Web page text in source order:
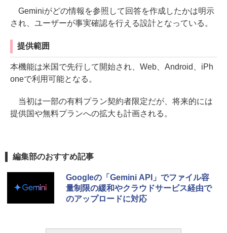
Geminiがどの情報を参照して回答を作成したかは明示
され、ユーザーが事実確認を行える設計となっている。
提供範囲
本機能は米国で先行して開始され、Web、Android、iPh
oneで利用可能となる。
当初は一部の有料プラン契約者限定だが、将来的には
提供国や無料プランへの拡大も計画される。
編集部のおすすめ記事
Googleの「Gemini API」でファイル容
量制限の緩和やクラウドサービス経由で
のアップロードに対応